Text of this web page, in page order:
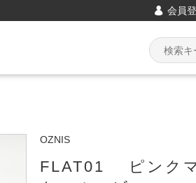
会員
OZNIS
FLAT01 ピンク